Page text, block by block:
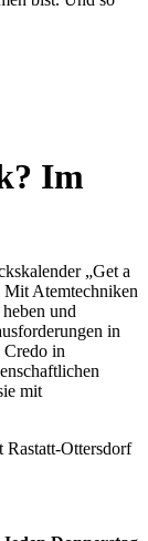
Im
„Get a
Atemtechniken
und
in
Credo in
mit
Rastatt-Ottersdorf